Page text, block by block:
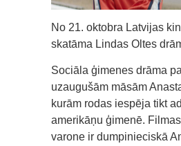
No 21. oktobra Latvijas
skatāma Lindas Oltes
Sociāla ģimenes drāma
uzaugušām māsām
kurām rodas iespēja tikt
amerikāņu ģimenē.
varone ir dumpinieciskā